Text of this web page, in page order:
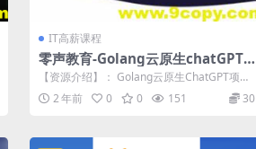
IT高薪课程
零声教育-Golang云原生chatGPT
项目实战
【资源介绍】： Golang云原生ChatGPT项目
实战是一门实战课程，该课程从...
2 年前 0 0 151 30